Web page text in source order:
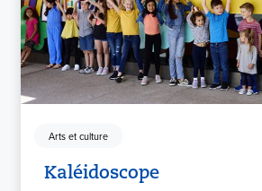
Arts et culture
Kaléidoscope